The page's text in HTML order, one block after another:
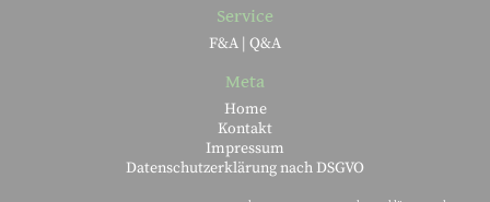
Service
F&A | Q&A
Meta
Home
Kontakt
Impressum
Datenschutzerklärung nach DSGVO